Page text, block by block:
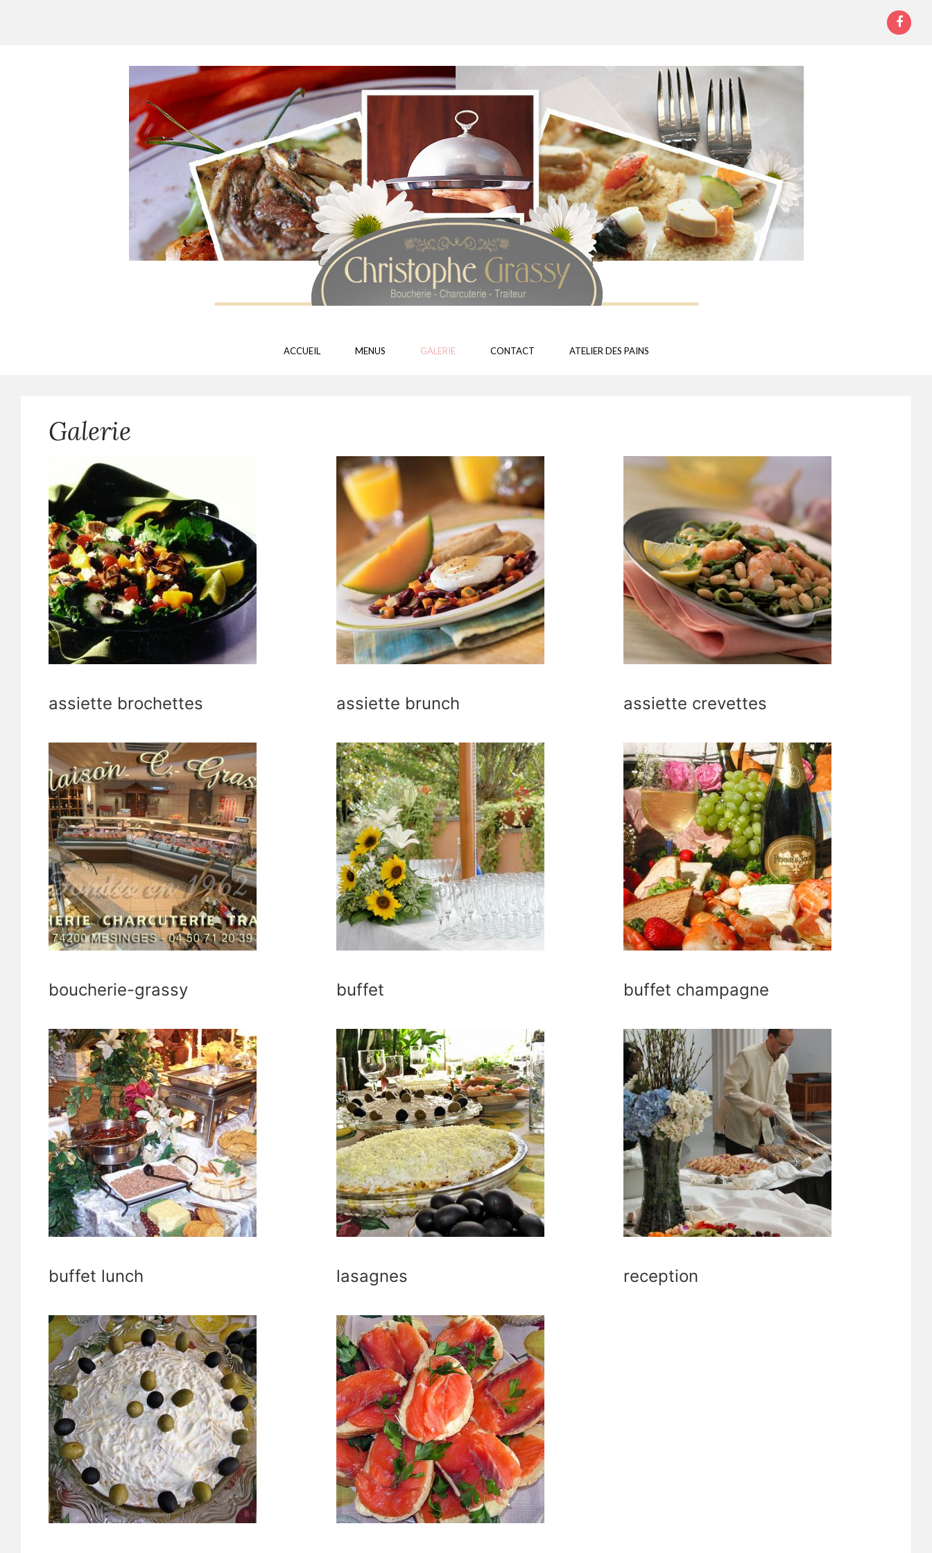
ACCUEIL MENUS GALERIE CONTACT ATELIER DES PAINS
Galerie
assiette brochettes assiette brunch assiette crevettes
boucherie-grassy buffet buffet champagne
buffet lunch lasagnes reception